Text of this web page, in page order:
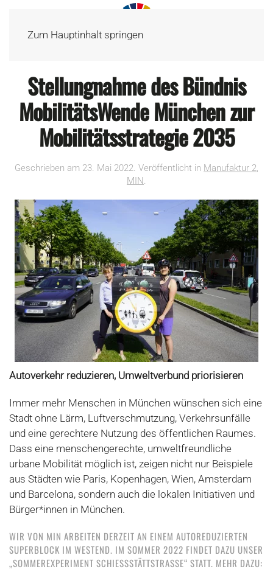
Zum Hauptinhalt springen
Stellungnahme des Bündnis
MobilitätsWende München zur
Mobilitätsstrategie 2035
Geschrieben am 23. Mai 2022. Veröffentlicht in Manufaktur 2,
MIN.
Autoverkehr reduzieren, Umweltverbund priorisieren
Immer mehr Menschen in München wünschen sich eine
Stadt ohne Lärm, Luftverschmutzung, Verkehrsunfälle
und eine gerechtere Nutzung des öffentlichen Raumes.
Dass eine menschengerechte, umweltfreundliche
urbane Mobilität möglich ist, zeigen nicht nur Beispiele
aus Städten wie Paris, Kopenhagen, Wien, Amsterdam
und Barcelona, sondern auch die lokalen Initiativen und
Bürger*innen in München.
WIR VON MIN ARBEITEN DERZEIT AN EINEM AUTOREDUZIERTEN
SUPERBLOCK IM WESTEND. IM SOMMER 2022 FINDET DAZU UNSER
„SOMMEREXPERIMENT SCHIESSSTÄTTSTRASSE“ STATT. MEHR DAZU: